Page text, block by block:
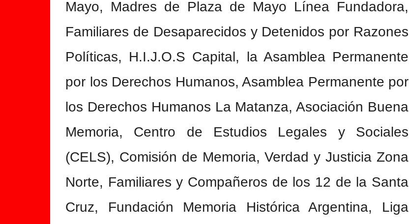
Mayo, Madres de Plaza de Mayo Línea Fundadora,
Familiares de Desaparecidos y Detenidos por Razones
Políticas, H.I.J.O.S Capital, la Asamblea Permanente
por los Derechos Humanos, Asamblea Permanente por
los Derechos Humanos La Matanza, Asociación Buena
Memoria, Centro de Estudios Legales y Sociales
(CELS), Comisión de Memoria, Verdad y Justicia Zona
Norte, Familiares y Compañeros de los 12 de la Santa
Cruz, Fundación Memoria Histórica Argentina, Liga